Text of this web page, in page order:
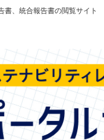
書、統合報告書の閲覧サイト